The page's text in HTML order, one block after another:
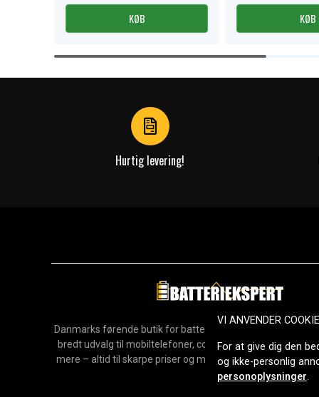
KØB KØB
Item
Hurtig levering!
Danmarks førende butik for batterier, opladere og
bredt udvalg til mobiltelefoner, computere, værktøj,
mere – altid til skarpe priser og med hurtig levering.
2006.
VI ANVENDER
For at give dig den
og ikke-personlig
personoplysninger.